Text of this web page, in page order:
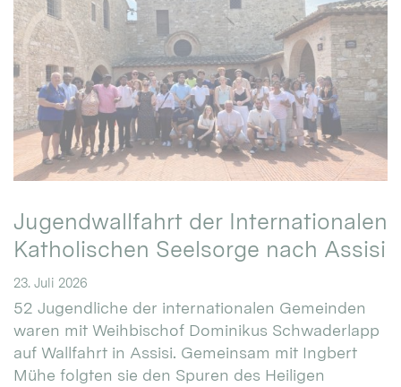
Jugendwallfahrt der Internationalen
Katholischen Seelsorge nach Assisi
23. Juli 2026
52 Jugendliche der internationalen Gemeinden
waren mit Weihbischof Dominikus Schwaderlapp
auf Wallfahrt in Assisi. Gemeinsam mit Ingbert
Mühe folgten sie den Spuren des Heiligen